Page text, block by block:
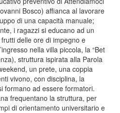
Bosco) affianca al lavorare
di una capacità manuale;
i ragazzi si educano ad un
delle ore di impegno e
nella villa piccola, la “Bet
struttura ispirata alla Parola
un prete, una coppia
vivono, con disciplina, la
formano ad essere formatori.
frequentano la struttura, per
di orientamento universitario e